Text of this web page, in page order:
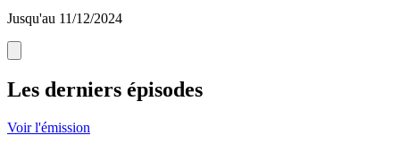
Jusqu'au 11/12/2024
Les derniers épisodes
Voir l'émission